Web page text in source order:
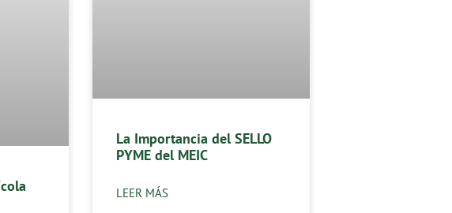
La Importancia del SELLO
PYME del MEIC
LEER MÁS